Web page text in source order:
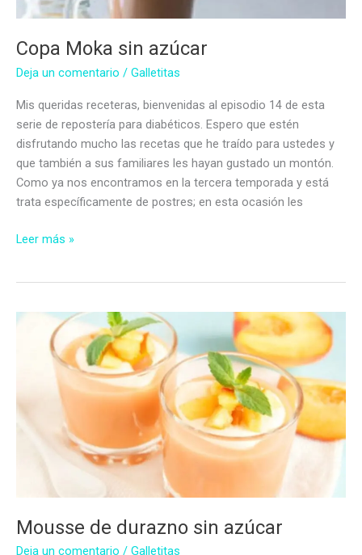
Copa Moka sin azúcar
Deja un comentario / Galletitas
Mis queridas receteras, bienvenidas al episodio 14 de esta
serie de repostería para diabéticos. Espero que estén
disfrutando mucho las recetas que he traído para ustedes y
que también a sus familiares les hayan gustado un montón.
Como ya nos encontramos en la tercera temporada y está
trata específicamente de postres; en esta ocasión les
Copa
Leer más »
Mousse de durazno sin azúcar
Deja un comentario / Galletitas